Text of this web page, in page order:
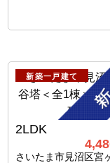
新築一戸建て
2LDK
さいたま市見沼区宮